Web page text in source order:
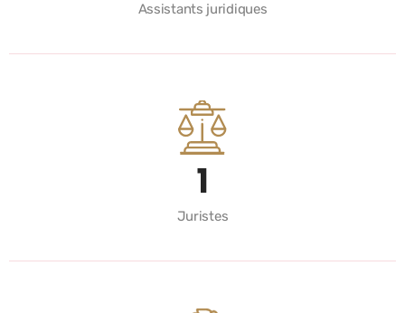
Assistants juridiques
2
Juristes